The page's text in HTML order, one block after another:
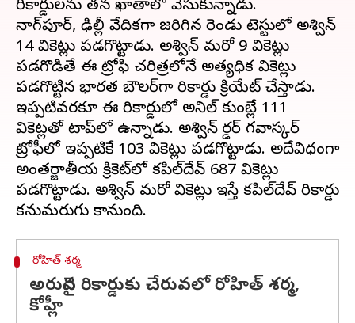
రికార్డులను తన ఖాతాలో వేసుకున్నాడు.
నాగ్‌పూర్, ఢిల్లీ వేదికగా జరిగిన రెండు టెస్టులో అశ్విన్
14 వికెట్లు పడగొట్టాడు. అశ్విన్ మరో 9 వికెట్లు
పడగొడితే ఈ ట్రోఫి చరిత్రలోనే అత్యధిక వికెట్లు
పడగొట్టిన భారత బౌలర్‌గా రికార్డు క్రియేట్ చేస్తాడు.
ఇప్పటివరకూ ఈ రికార్డులో అనిల్ కుంబ్లే 111
వికెట్లతో టాప్‌లో ఉన్నాడు. అశ్విన్ బోర్డర్ గవాస్కర్
ట్రోఫీలో ఇప్పటికే 103 వికెట్లు పడగొట్టాడు. అదేవిధంగా
అంతర్జాతీయ క్రికెట్‌లో కపిల్‌దేవ్ 687 వికెట్లు
పడగొట్టాడు. అశ్విన్ మరో వికెట్లు ఇస్తే కపిల్‌దేవ్ రికార్డు
రోహిత్ శర్మ
అరుదైన రికార్డుకు చేరువలో రోహిత్ శర్మ,
కోహ్లీ